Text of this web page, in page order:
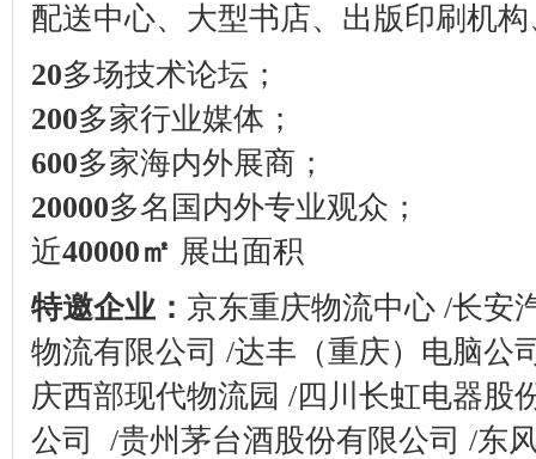
配送中心、大型书店、出版印刷机
20多场技术论坛；
200多家行业媒体；
600多家海内外展商；
20000多名国内外专业观众；
近40000㎡ 展出面积
特邀企业： 京东重庆物流中心 /长安
物流有限公司 /达丰（重庆）电脑公
庆西部现代物流园 /四川长虹电器股
公司
/贵州茅台酒股份有限公司 /东